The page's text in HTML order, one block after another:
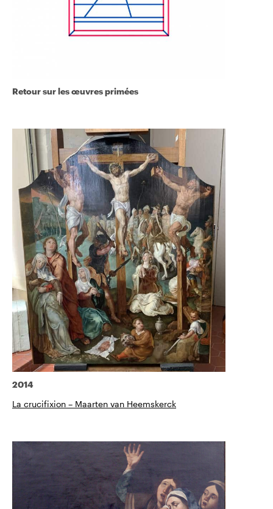
Retour sur les œuvres primées
2014
La crucifixion – Maarten van Heemskerck